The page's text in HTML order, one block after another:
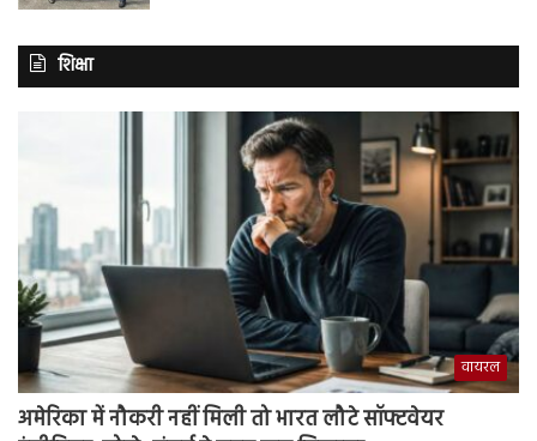
शिक्षा
वायरल
अमेरिका में नौकरी नहीं मिली तो भारत लौटे सॉफ्टवेयर